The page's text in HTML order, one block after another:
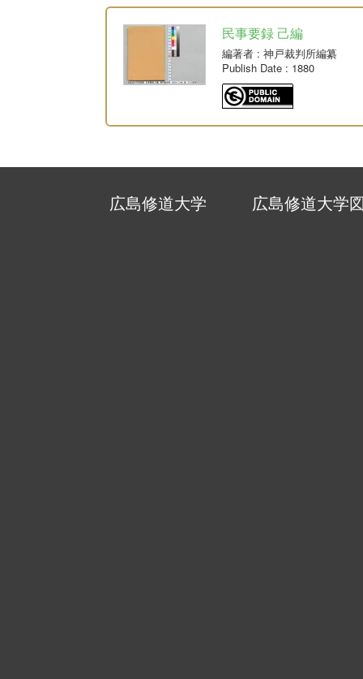
民事要録 己編
編著者 : 神戸裁判所編纂
Publish Date : 1880
広島修道大学 広島修道大学